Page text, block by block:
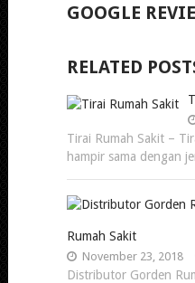
GOOGLE
RELATED
Tirai Rumah Sakit –
hampir sama dengan
Rumah Sakit
November 23, 2018
Distributor Gorden